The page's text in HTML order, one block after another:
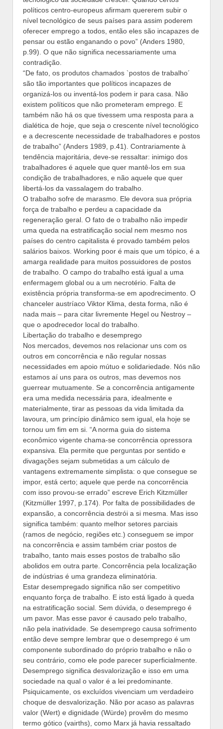
políticos centro-europeus afirmam quererem subir o
nível tecnológico de seus países para assim poderem
oferecer emprego a todos, então eles são incapazes de
pensar ou estão enganando o povo” (Anders 1980,
p.99). O que não significa necessariamente uma
contradição.
“De fato, os produtos chamados `postos de trabalho´
são tão importantes que políticos incapazes de
organizá-los ou inventá-los podem ir para casa. Não
existem políticos que não prometeram emprego. E
também não há os que tivessem uma resposta para a
dialética de hoje, que seja o crescente nível tecnológico
e a decrescente necessidade de trabalhadores e postos
de trabalho” (Anders 1989, p.41). Contrariamente à
tendência majoritária, deve-se ressaltar: inimigo dos
trabalhadores é aquele que quer mantê-los em sua
condição de trabalhadores, e não aquele que quer
libertá-los da vassalagem do trabalho.
O trabalho sofre de marasmo. Ele devora sua própria
força de trabalho e perdeu a capacidade da
regeneração geral. O fato de o trabalho não impedir
uma queda na estratificação social nem mesmo nos
países do centro capitalista é provado também pelos
salários baixos. Working poor é mais que um tópico, é a
amarga realidade para muitos possuidores de postos
de trabalho. O campo do trabalho está igual a uma
enfermagem global ou a um necrotério. Falta de
existência própria transforma-se em apodrecimento. O
chanceler austríaco Viktor Klima, desta forma, não é
nada mais – para citar livremente Hegel ou Nestroy –
que o apodrecedor local do trabalho.
Libertação do trabalho e desemprego
Nos mercados, devemos nos relacionar uns com os
outros em concorrência e não regular nossas
necessidades em apoio mútuo e solidariedade. Nós não
estamos aí uns para os outros, mas devemos nos
guerrear mutuamente. Se a concorrência antigamente
era uma medida necessária para, idealmente e
materialmente, tirar as pessoas da vida limitada da
lavoura, um princípio dinâmico sem igual, ela hoje se
tornou um fim em si. “A norma guia do sistema
econômico vigente chama-se concorrência opressora
expansiva. Ela permite que perguntas por sentido e
divagações sejam submetidas a um cálculo de
vantagens extremamente simplista: o que consegue se
impor, está certo; aquele que perde na concorrência
com isso provou-se errado” escreve Erich Kitzmüller
(Kitzmüller 1997, p.174). Por falta de possibilidades de
expansão, a concorrência destrói a si mesma. Mas isso
significa também: quanto melhor setores parciais
(ramos de negócio, regiões etc.) conseguem se impor
na concorrência e assim também criar postos de
trabalho, tanto mais esses postos de trabalho são
abolidos em outra parte. Concorrência pela localização
de indústrias é uma grandeza eliminatória.
Estar desempregado significa não ser competitivo
enquanto força de trabalho. E isto está ligado à queda
na estratificação social. Sem dúvida, o desemprego é
um pavor. Mas esse pavor é causado pelo trabalho,
não pela inatividade. Se desemprego causa sofrimento
então deve sempre lembrar que o desemprego é um
componente subordinado do próprio trabalho e não o
seu contrário, como ele pode parecer superficialmente.
Desemprego significa desvalorização e isso em uma
sociedade na qual o valor é a lei predominante.
Psiquicamente, os excluídos vivenciam um verdadeiro
choque de desvalorização. Não por acaso as palavras
valor (Wert) e dignidade (Würde) provêm do mesmo
termo gótico (vairths), como Marx já havia ressaltado